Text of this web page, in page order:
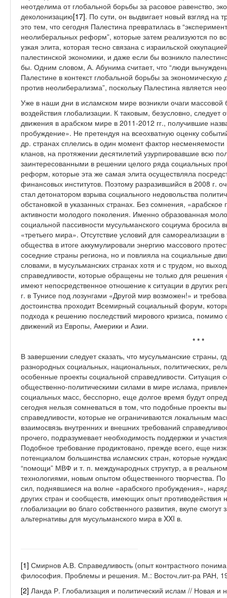
неотделима от глобальной борьбы за расовое равенство,
деколонизацию[17]. По сути, он выдвигает новый взгляд на
это тем, что сегодня Палестина превратилась в
неолиберальных реформ”, которые затем реализуются по
узкая элита, которая тесно связана с израильской
палестинской экономики, и даже если бы возникло
бы. Одним словом, А. Абунима считает, что “люди
Палестине в контекст глобальной борьбы за
против неолиберализма”, поскольку Палестина является
Уже в наши дни в исламском мире возникли очаги массовой
воздействия глобализации. К таковым, безусловно,
движения в арабском мире в 2011-2012 гг., получившие
пробуждение». Не претендуя на всеохватную оценку
др. странах сплелись в один момент фактор
кланов, на протяжении десятилетий узурпировавшие всю
заинтересованными в решении целого ряда социальных
реформ, которые эта же самая элита осуществляла
финансовых институтов. Поэтому разразившийся в 2008 г.
стал детонатором взрыва социального недовольства
обстановкой в указанных странах. Без сомнения,
активности молодого поколения. Именно образованная
социальной пассивности мусульманского социума бросила
«третьего мира». Отсутствие условий для самореализации
общества в итоге аккумулировали энергию массового
соседние страны региона, но и повлияла на социальные
словами, в мусульманских странах хотя и с трудом, но
справедливости, которые обращены не только для
имеют непосредственное отношение к ситуации в других
г. в Тунисе под лозунгами «Другой мир возможен!» и
достоинства проходит Всемирный социальный форум,
подхода к решению последствий мирового кризиса,
движений из Европы, Америки и Азии.
* * *
В завершении следует сказать, что мусульманские страны,
разнородных социальных, национальных, политических,
особенные проекты социальной справедливости. Ситуация
общественно-политическими силами в мире ислама,
социальных масс, бесспорно, еще долгое время будут
сегодня нельзя сомневаться в том, что подобные проекты
справедливости, которые не ограничиваются локальным
взаимосвязь внутренних и внешних требований
прочего, подразумевает необходимость поддержки и
Подобное требование продиктовано, прежде всего, еще
потенциалом большинства исламских стран, которые
“помощи” МВФ и т. п. международных структур, а в
технологиями, новым опытом общественного творчества.
сил, поднявшиеся на волне «арабского пробуждения»,
других стран и сообществ, имеющих опыт
глобализации во благо собственного развития, вкупе
альтернативы для мусульманского мира в XXI в.
[1] Смирнов А.В. Справедливость (опыт контрастного
философия. Проблемы и решения. М.: Восточ.лит-ра РАН,
[2] Ланда Р. Глобализация и политический ислам // Новая